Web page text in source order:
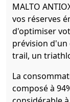
MALTO
vos réserves
d'optimiser
prévision
trail, un
La
composé à